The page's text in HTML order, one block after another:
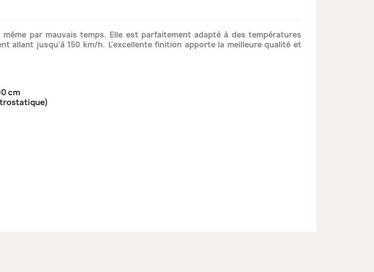
par mauvais temps. Elle est parfaitement adapté à des températures
allant jusqu'à 150 km/h. L'excellente finition apporte la meilleure qualité et
cm